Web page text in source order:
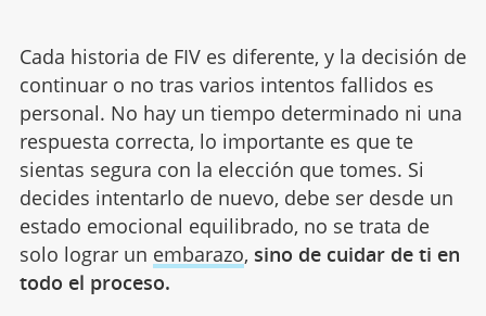
Cada historia de FIV es diferente, y la decisión de
continuar o no tras varios intentos fallidos es
personal. No hay un tiempo determinado ni una
respuesta correcta, lo importante es que te
sientas segura con la elección que tomes. Si
decides intentarlo de nuevo, debe ser desde un
estado emocional equilibrado, no se trata de
solo lograr un embarazo, sino de cuidar de ti en
todo el proceso.